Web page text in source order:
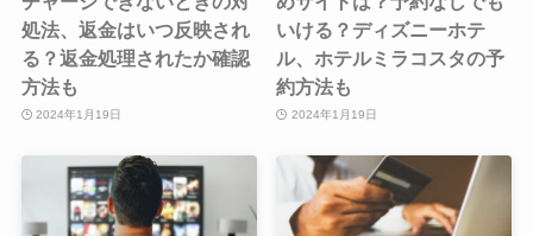
処法、返金はいつ反映され
る？返金処理されたか確認
方法も
2024年1月19日
いける？ディズニーホテ
ル、ホテルミラコスタの予
約方法も
2024年1月19日